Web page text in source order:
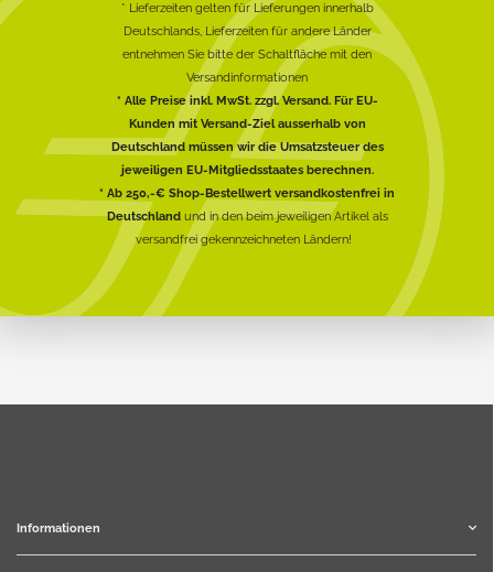
* Lieferzeiten gelten für Lieferungen innerhalb
Deutschlands, Lieferzeiten für andere Länder
entnehmen Sie bitte der Schaltfläche mit den
Versandinformationen
* Alle Preise inkl. MwSt. zzgl. Versand. Für EU-
Kunden mit Versand-Ziel ausserhalb von
Deutschland müssen wir die Umsatzsteuer des
jeweiligen EU-Mitgliedsstaates berechnen.
* Ab 250,-€ Shop-Bestellwert versandkostenfrei in
Deutschlandund in den beim jeweiligen Artikel als
versandfrei gekennzeichneten Ländern!
Informationen